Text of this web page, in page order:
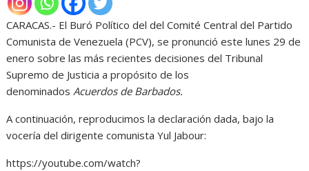
CARACAS.- El Buró Político del del Comité Central del Partido
Comunista de Venezuela (PCV), se pronunció este lunes 29 de
enero sobre las más recientes decisiones del Tribunal
Supremo de Justicia a propósito de los
denominados Acuerdos de Barbados.
A continuación, reproducimos la declaración dada, bajo la
vocería del dirigente comunista Yul Jabour:
https://youtube.com/watch?